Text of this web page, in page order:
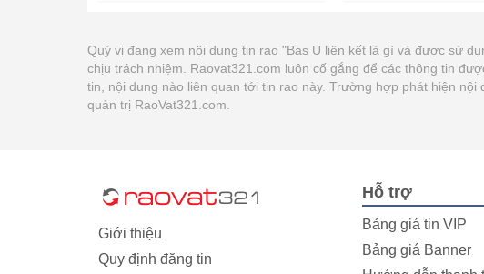
Quý vị đang xem nội dung tin rao "Bas U liên kết là gì và được sử
chịu trách nhiệm. Raovat321.com luôn cố gắng để các thông tin
tin, nội dung nào liên quan tới tin rao này. Trường hợp phát hiện
quản trị RaoVat321.com.
Giới thiệu
Quy định đăng tin
Hỗ trợ
Bảng giá tin VIP
Bảng giá Banner